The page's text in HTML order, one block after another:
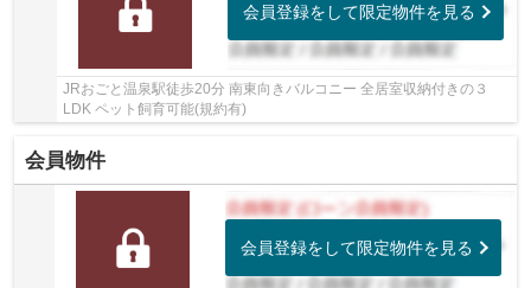
会員登録をして限定物件を見る
JRおごと温泉駅徒歩20分 南東向きバルコニー 全居室収納付きの３
LDK ペット飼育可能(規約有)
会員物件
会員登録をして限定物件を見る